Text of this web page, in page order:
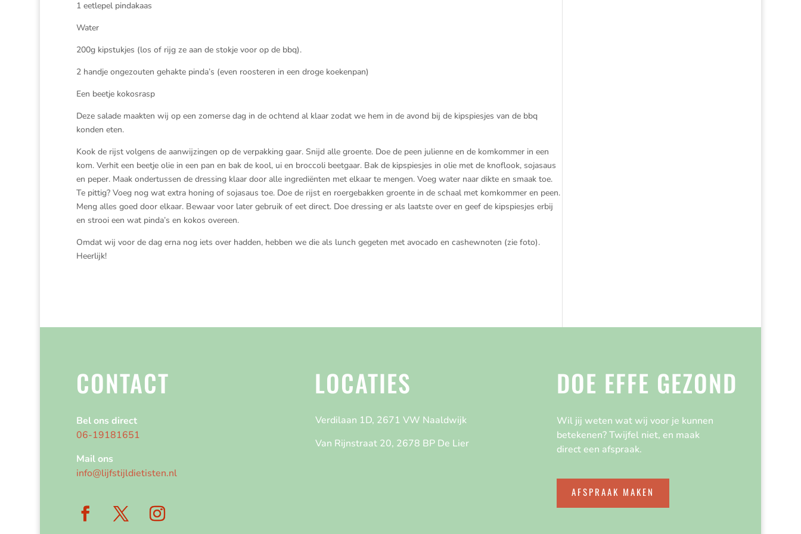
1 eetlepel pindakaas
Water
200g kipstukjes (los of rijg ze aan de stokje voor op de bbq).
2 handje ongezouten gehakte pinda’s (even roosteren in een droge koekenpan)
Een beetje kokosrasp
Deze salade maakten wij op een zomerse dag in de ochtend al klaar zodat we hem in de avond bij de kipspiesjes van de bbq
konden eten.
Kook de rijst volgens de aanwijzingen op de verpakking gaar. Snijd alle groente. Doe de peen julienne en de komkommer in een
kom. Verhit een beetje olie in een pan en bak de kool, ui en broccoli beetgaar. Bak de kipspiesjes in olie met de knoflook, sojasaus
en peper. Maak ondertussen de dressing klaar door alle ingrediënten met elkaar te mengen. Voeg water naar dikte en smaak toe.
Te pittig? Voeg nog wat extra honing of sojasaus toe. Doe de rijst en roergebakken groente in de schaal met komkommer en peen.
Meng alles goed door elkaar. Bewaar voor later gebruik of eet direct. Doe dressing er als laatste over en geef de kipspiesjes erbij
en strooi een wat pinda’s en kokos overeen.
Omdat wij voor de dag erna nog iets over hadden, hebben we die als lunch gegeten met avocado en cashewnoten (zie foto).
Heerlijk!
CONTACT
Bel ons direct
06-19181651
Mail ons
info@lijfstijldietisten.nl
LOCATIES
Verdilaan 1D, 2671 VW Naaldwijk
Van Rijnstraat 20, 2678 BP De Lier
DOE EFFE GEZOND
Wil jij weten wat wij voor je kunnen
betekenen? Twijfel niet, en maak
direct een afspraak.
AFSPRAAK MAKEN